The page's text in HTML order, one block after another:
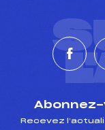
Recevez